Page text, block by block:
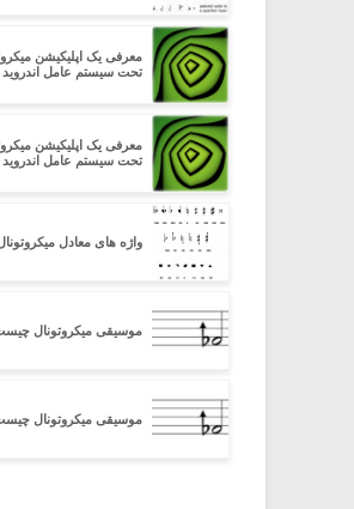
معرفی یک اپلیکیشن
تحت سیستم عامل اندروید
معرفی یک اپلیکیشن
تحت سیستم عامل اندروید
واژه های معادل
موسیقی میکروتونال
موسیقی میکروتونال